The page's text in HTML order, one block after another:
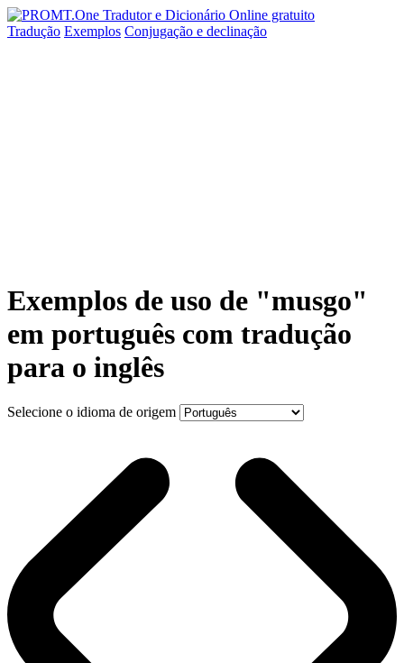
Tradução Exemplos Conjugação e declinação
Exemplos de uso de "musgo"
em português com tradução
para o inglês
Selecione o idioma de origem